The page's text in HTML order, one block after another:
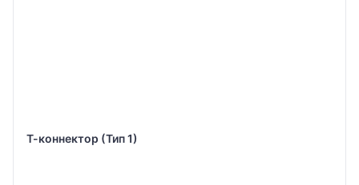
Т-коннектор (Тип 1)